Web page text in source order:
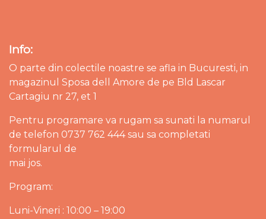
Info:
O parte din colectile noastre se afla in Bucuresti, in
magazinul Sposa dell Amore de pe Bld Lascar
Cartagiu nr 27, et 1
Pentru programare va rugam sa sunati la numarul
de telefon 0737 762 444 sau sa completati
formularul de
mai jos.
Program:
Luni-Vineri : 10:00 – 19:00